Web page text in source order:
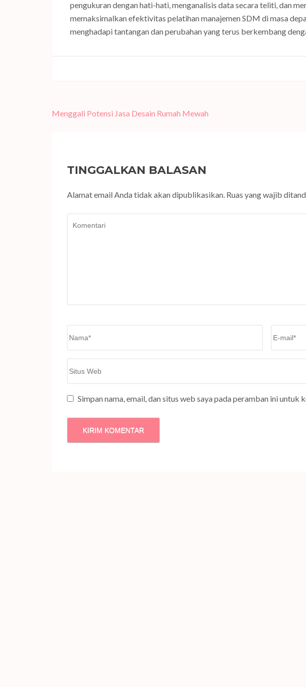
pengukuran dengan hati-hati, menganalisis data secara teliti, dan
memaksimalkan efektivitas pelatihan manajemen SDM di masa
menghadapi tantangan dan perubahan yang terus berkembang
Navigasi
Menggali Potensi Jasa Desain Rumah Mewah
TINGGALKAN BALASAN
Alamat email Anda tidak akan dipublikasikan. Ruas yang wajib
Simpan nama, email, dan situs web saya pada peramban ini untuk